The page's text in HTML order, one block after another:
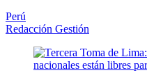
Perú
Redacción Gestión